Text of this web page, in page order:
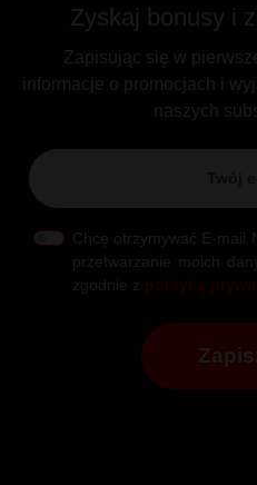
Zyskaj bonusy i
Zapisując się w
informacje o promocjach i
naszych
Chcę otrzymywać E-mail
przetwarzanie moich
zgodnie z polityką